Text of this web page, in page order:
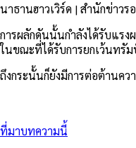
นาธานฮาวเวิร์ด | สำนักข่าวร
การผลักดันนั้นกำลังได้รับแร
ในขณะที่ได้รับการยกเว้นทรั
ถึงกระนั้นก็ยังมีการต่อต้านคว
ที่มาบทความนี้